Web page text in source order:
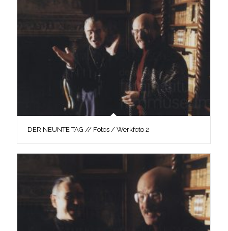
DER NEUNTE TAG // Fotos / Werkfoto 2